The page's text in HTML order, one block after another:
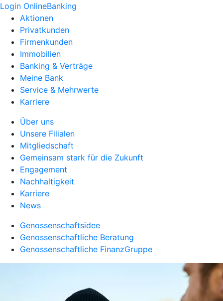
Login OnlineBanking
Aktionen
Privatkunden
Firmenkunden
Immobilien
Banking & Verträge
Meine Bank
Service & Mehrwerte
Karriere
Über uns
Unsere Filialen
Mitgliedschaft
Gemeinsam stark für die Zukunft
Engagement
Nachhaltigkeit
Karriere
News
Genossenschaftsidee
Genossenschaftliche Beratung
Genossenschaftliche FinanzGruppe